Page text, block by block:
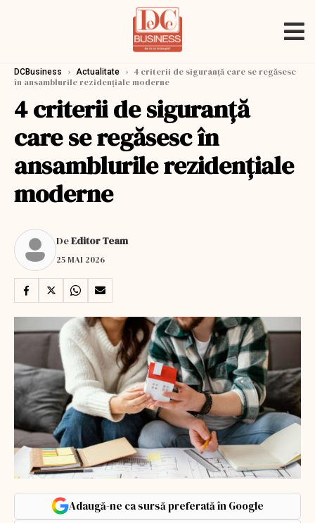
DCBusiness › Actualitate › 4 criterii de siguranță care se regăsesc
în ansamblurile rezidențiale moderne
4 criterii de siguranță
care se regăsesc în
ansamblurile rezidențiale
moderne
DeEditor Team
25 MAI 2026
Adaugă-ne ca sursă preferată în Google